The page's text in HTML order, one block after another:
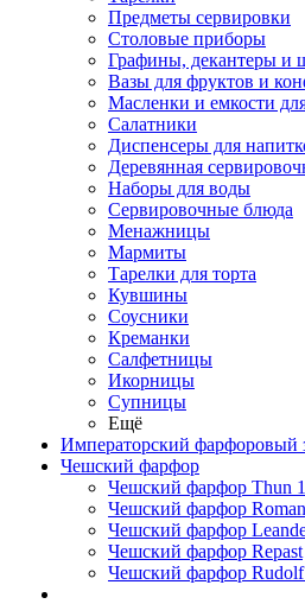
Предметы сервировки
Столовые приборы
Графины, декантеры и
Вазы для фруктов и
Масленки и емкости
Салатники
Диспенсеры для
Деревянная
Наборы для воды
Сервировочные блюда
Менажницы
Мармиты
Тарелки для торта
Кувшины
Соусники
Креманки
Салфетницы
Икорницы
Супницы
Ещё
Императорский фарфоровый
Чешский фарфор
Чешский фарфор Thun
Чешский фарфор
Чешский фарфор
Чешский фарфор Repast
Чешский фарфор